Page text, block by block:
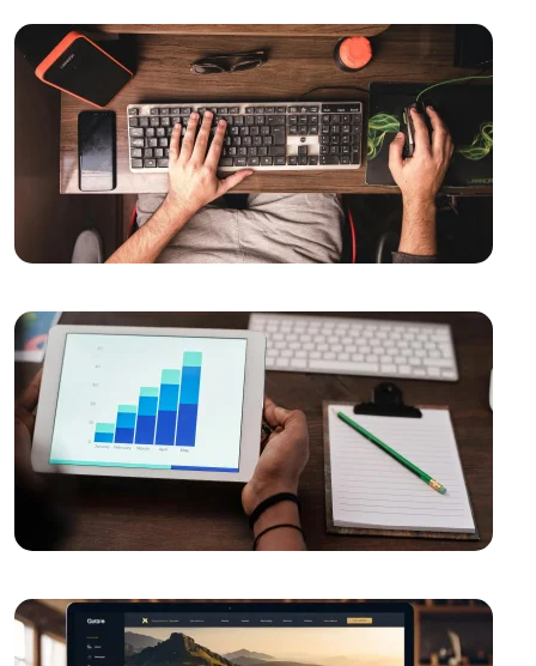
Basit Navigasyonun Web Tasarımındaki Önemi
Web Sitesi Güncellemeleri ve Önemi
Yaratıcı Düşünme ve Web Tasarımı
Ödeme Seçeneklerinin Gösterimi: Web Tasarımında
Etkili Bir Adım
Hareketin Buluşması
Yaratıcı Web Tasarımın Önemi ve Etkileri
SEO Meta Açıklama Optimizasyonu Nedir ve Neden
Önemlidir?
Responsive Web Tasarım Nedir?
Responsive Web Tasarımı Nedir ve Neden
Önemlidir?